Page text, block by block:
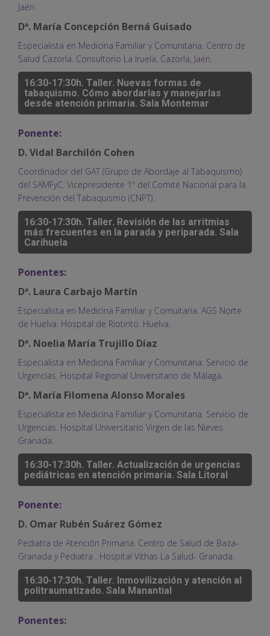
Jaén.
Dª. María Concepción Berná Guisado
Especialista en Medicina Familiar y Comunitaria. Centro de
Salud Cazorla. Consultorio La Iruela. Cazorla, Jaén.
16:30-17:30h. Taller. Nuevas formas de
tabaquismo. Cómo abordarlas y manejarlas
desde atención primaria. Sala Montemar
Ponente:
D. Vidal Barchilón Cohen
Coordinador del GAT (Grupo de Abordaje al Tabaquismo)
del SAMFyC. Vicepresidente 1º del Comité Nacional para la
Prevención del Tabaquismo (CNPT).
16:30-17:30h. Taller. Revisión de las arritmias
más frecuentes en la parada y periparada. Sala
Carihuela
Ponentes:
Dª. Laura Carbajo Martín
Especialista en Medicina Familiar y Comuitaria. AGS Norte
de Huelva. Hospital de Riotinto. Huelva.
Dª. Noelia María Trujillo Díaz
Especialista en Medicina Familiar y Comunitaria. Servicio de
Urgencias. Hospital Regional Universitario de Málaga.
Dª. María Filomena Alonso Morales
Especialista en Medicina Familiar y Comunitaria. Servicio de
Urgencias. Hospital Universitario Virgen de las Nieves.
Granada.
16:30-17:30h. Taller. Actualización de urgencias
pediátricas en atención primaria. Sala Litoral
Ponente:
D. Omar Rubén Suárez Gómez
Pediatra de Atención Primaria. Centro de Salud de Baza-
Granada y Pediatra . Hospital Vithas La Salud- Granada.
16:30-17:30h. Taller. Inmovilización y atención al
politraumatizado. Sala Manantial
Ponentes: